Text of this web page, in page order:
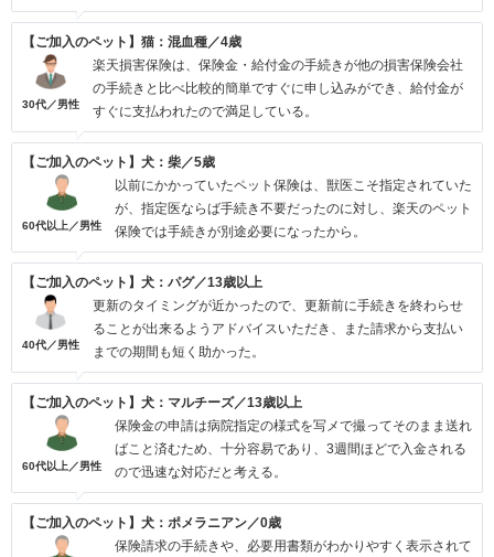
【ご加入のペット】猫：混血種／4歳
30代／男性
楽天損害保険は、保険金・給付金の手続きが他の損害保険会社
の手続きと比べ比較的簡単ですぐに申し込みができ、給付金が
すぐに支払われたので満足している。
【ご加入のペット】犬：柴／5歳
60代以上／男性
以前にかかっていたペット保険は、獣医こそ指定されていた
が、指定医ならば手続き不要だったのに対し、楽天のペット
保険では手続きが別途必要になったから。
【ご加入のペット】犬：パグ／13歳以上
40代／男性
更新のタイミングが近かったので、更新前に手続きを終わらせ
ることが出来るようアドバイスいただき、また請求から支払い
までの期間も短く助かった。
【ご加入のペット】犬：マルチーズ／13歳以上
60代以上／男性
保険金の申請は病院指定の様式を写メで撮ってそのまま送れ
ばこと済むため、十分容易であり、3週間ほどで入金される
ので迅速な対応だと考える。
【ご加入のペット】犬：ポメラニアン／0歳
保険請求の手続きや、必要用書類がわかりやすく表示されて